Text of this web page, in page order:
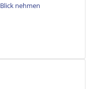
nehmen